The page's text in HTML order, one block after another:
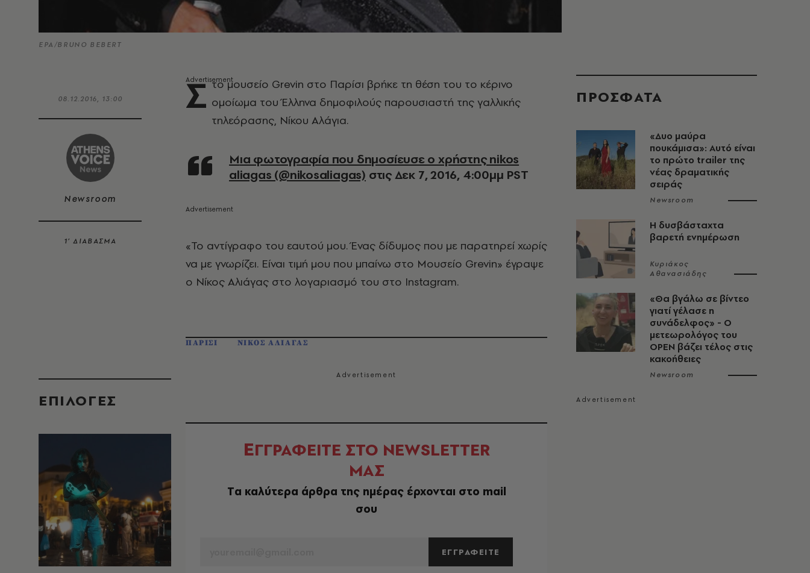
EPA/BRUNO BEBERT
08.12.2016, 13:00
Newsroom
1’ ΔΙΑΒΑΣΜΑ
EΠΙΛΟΓΈΣ
Σ το μουσείο Grevin στο Παρίσι βρήκε τη θέση του το κέρινο
ομοίωμα του Έλληνα δημοφιλούς παρουσιαστή της γαλλικής
τηλεόρασης, Νίκου Αλάγια.
Μια φωτογραφία που δημοσίευσε ο χρήστης nikos
aliagas (@nikosaliagas) στις Δεκ 7, 2016, 4:00μμ PST
«Το αντίγραφο του εαυτού μου. Ένας δίδυμος που με παρατηρεί χωρίς
να με γνωρίζει. Είναι τιμή μου που μπαίνω στο Μουσείο Grevin» έγραψε
ο Νίκος Αλιάγας στο λογαριασμό του στο Instagram.
ΠΑΡΙΣΙ ΝΙΚΟΣ ΑΛΙΑΓΑΣ
ΕΓΓΡΑΦΕΙΤΕ ΣΤΟ NEWSLETTER
ΜΑΣ
Tα καλύτερα άρθρα της ημέρας έρχονται στο mail
σου
ΕΓΓΡΑΦΕΙΤΕ
ΠΡΟΣΦΑΤΑ
«Δυο μαύρα
πουκάμισα»: Αυτό είναι
το πρώτο trailer της
νέας δραματικής
σειράς
Newsroom
Η δυσβάσταχτα
βαρετή ενημέρωση
Κυριάκος
Αθανασιάδης
«Θα βγάλω σε βίντεο
γιατί γέλασε η
συνάδελφος» - Ο
μετεωρολόγος του
OPEN βάζει τέλος στις
κακοήθειες
Newsroom